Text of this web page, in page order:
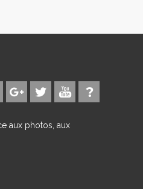
aux photos, aux